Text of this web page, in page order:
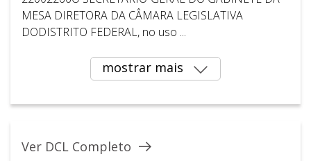
MESA DIRETORA DA CÂMARA LEGISLATIVA
DODISTRITO FEDERAL, no uso ...
mostrar mais
Ver DCL Completo